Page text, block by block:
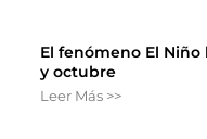
El fenómeno El
y octubre
Leer Más >>